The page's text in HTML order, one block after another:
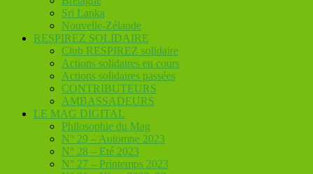
Sri Lanka
Nouvelle-Zélande
RESPIREZ SOLIDAIRE
Club RESPIREZ solidaire
Actions solidaires en cours
Actions solidaires passées
CONTRIBUTEURS
AMBASSADEURS
LE MAG DIGITAL
Philosophie du Mag
N° 29 – Automne 2023
N° 28 – Eté 2023
N° 27 – Printemps 2023